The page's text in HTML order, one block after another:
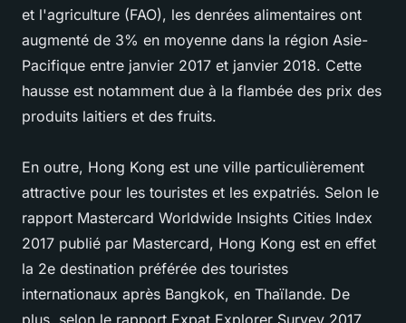
et l'agriculture (FAO), les denrées alimentaires ont
augmenté de 3% en moyenne dans la région Asie-
Pacifique entre janvier 2017 et janvier 2018. Cette
hausse est notamment due à la flambée des prix des
produits laitiers et des fruits.
En outre, Hong Kong est une ville particulièrement
attractive pour les touristes et les expatriés. Selon le
rapport Mastercard Worldwide Insights Cities Index
2017 publié par Mastercard, Hong Kong est en effet
la 2e destination préférée des touristes
internationaux après Bangkok, en Thaïlande. De